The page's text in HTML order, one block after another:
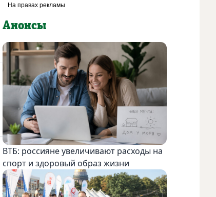
Анонсы
ВТБ: россияне увеличивают расходы на
спорт и здоровый образ жизни